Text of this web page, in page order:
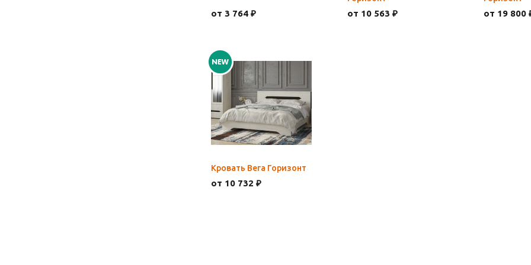
от 3 764 ₽ от 10 563 ₽ от 19 800
Кровать Вега Горизонт
от 10 732 ₽